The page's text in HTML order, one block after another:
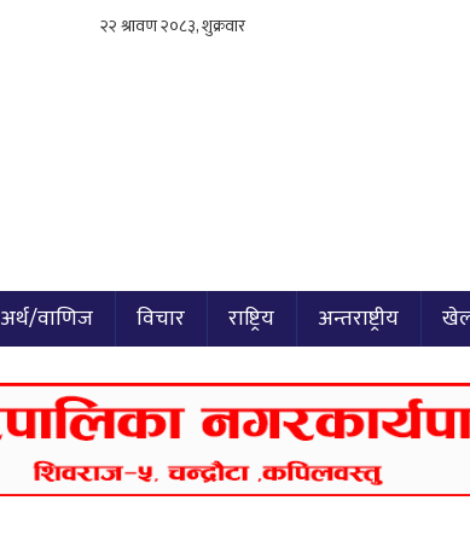
अर्थ/वाणिज विचार राष्ट्रिय अन्तराष्ट्रीय